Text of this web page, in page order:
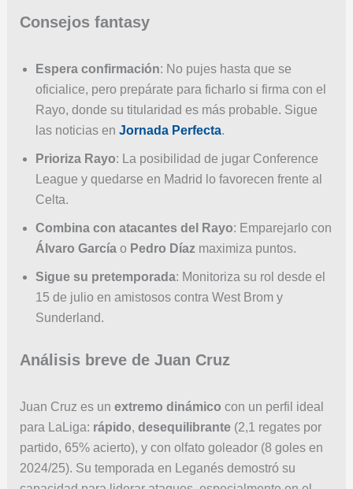
Consejos fantasy
Espera confirmación: No pujes hasta que se
oficialice, pero prepárate para ficharlo si firma con el
Rayo, donde su titularidad es más probable. Sigue
las noticias en Jornada Perfecta.
Prioriza Rayo: La posibilidad de jugar Conference
League y quedarse en Madrid lo favorecen frente al
Celta.
Combina con atacantes del Rayo: Emparejarlo con
Álvaro Garcíao Pedro Díaz maximiza puntos.
Sigue su pretemporada: Monitoriza su rol desde el
15 de julio en amistosos contra West Brom y
Sunderland.
Análisis breve de Juan Cruz
Juan Cruz es un extremo dinámico con un perfil ideal
para LaLiga: rápido, desequilibrante(2,1 regates por
partido, 65% acierto), y con olfato goleador (8 goles en
2024/25). Su temporada en Leganés demostró su